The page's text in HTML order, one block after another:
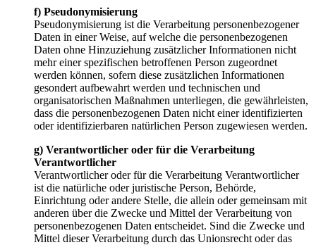
f) Pseudonymisierung
Pseudonymisierung ist die Verarbeitung personenbezogener
Daten in einer Weise, auf welche die personenbezogenen
Daten ohne Hinzuziehung zusätzlicher Informationen nicht
mehr einer spezifischen betroffenen Person zugeordnet
werden können, sofern diese zusätzlichen Informationen
gesondert aufbewahrt werden und technischen und
organisatorischen Maßnahmen unterliegen, die gewährleisten,
dass die personenbezogenen Daten nicht einer identifizierten
oder identifizierbaren natürlichen Person zugewiesen werden.
g) Verantwortlicher oder für die Verarbeitung
Verantwortlicher
Verantwortlicher oder für die Verarbeitung Verantwortlicher
ist die natürliche oder juristische Person, Behörde,
Einrichtung oder andere Stelle, die allein oder gemeinsam mit
anderen über die Zwecke und Mittel der Verarbeitung von
personenbezogenen Daten entscheidet. Sind die Zwecke und
Mittel dieser Verarbeitung durch das Unionsrecht oder das